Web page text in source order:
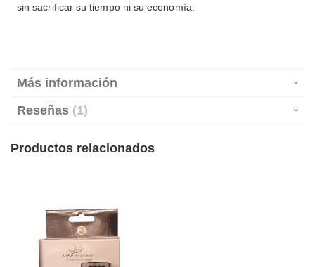
sin sacrificar su tiempo ni su economía.
Más información
Reseñas 1
Productos relacionados